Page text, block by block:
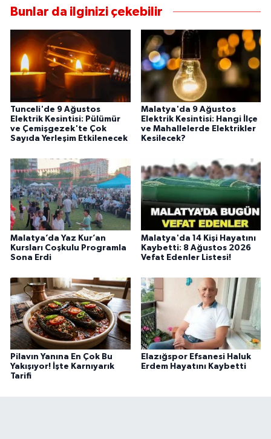
Bunlar da ilginizi çekebilir
Tunceli'de 9 Ağustos
Elektrik Kesintisi: Pülümür
ve Çemişgezek'te Çok
Sayıda Yerleşim Etkilenecek
Malatya'da 9 Ağustos
Elektrik Kesintisi: Hangi İlçe
ve Mahallelerde Elektrikler
Kesilecek?
Malatya’da Yaz Kur’an
Kursları Coşkulu Programla
Sona Erdi
Malatya'da 14 Kişi Hayatını
Kaybetti: 8 Ağustos 2026
Vefat Edenler Listesi!
Pilavın Yanına En Çok Bu
Yakışıyor! İşte Karnıyarık
Tarifi
Elazığspor Efsanesi Haluk
Erdem Hayatını Kaybetti